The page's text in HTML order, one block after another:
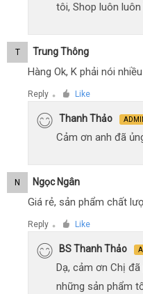
tôi, Shop luôn luôn
T Trung Thông
Hàng Ok, K phải nói nhiều
Reply ● Like
Thanh Thảo
Cảm ơn anh đã
N Ngọc Ngân
Giá rẻ, sản phẩm chất
Reply ● Like
BS Thanh Thảo
Dạ, cảm ơn Chị
những sản phẩm